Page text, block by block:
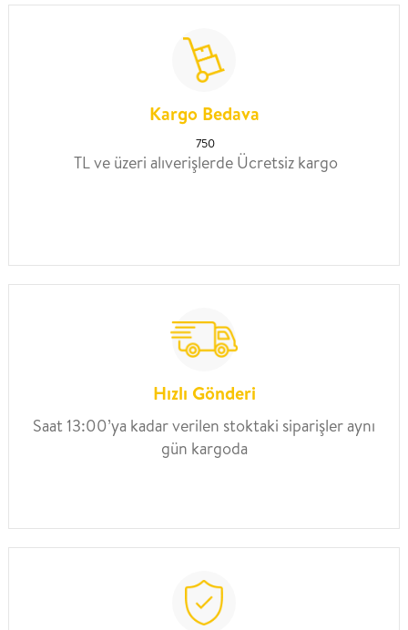
Kargo Bedava
750
TL ve üzeri alıverişlerde Ücretsiz kargo
Hızlı Gönderi
Saat 13:00’ya kadar verilen stoktaki siparişler aynı
gün kargoda